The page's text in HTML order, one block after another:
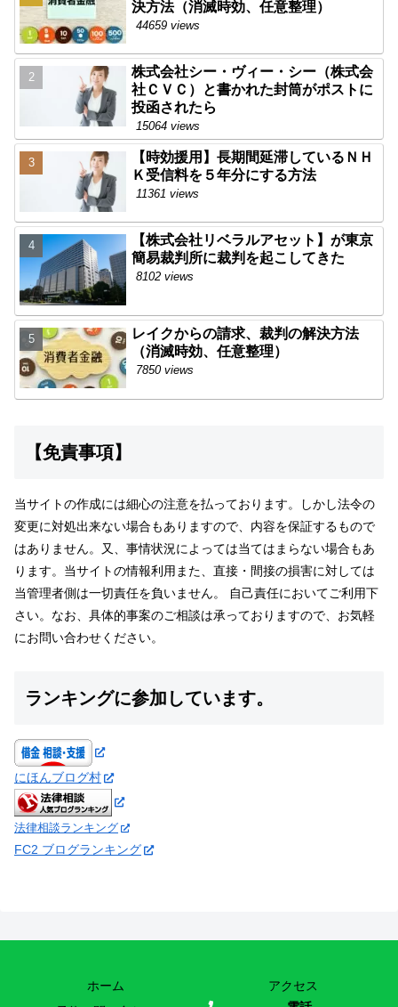
決方法（消滅時効、任意整理）
44659 views
株式会社シー・ヴィー・シー（株式会
社ＣＶＣ）と書かれた封筒がポストに
投函されたら
15064 views
【時効援用】長期間延滞しているＮＨ
Ｋ受信料を５年分にする方法
11361 views
【株式会社リベラルアセット】が東京
簡易裁判所に裁判を起こしてきた
8102 views
レイクからの請求、裁判の解決方法
（消滅時効、任意整理）
7850 views
【免責事項】
当サイトの作成には細心の注意を払っております。しかし法令の
変更に対処出来ない場合もありますので、内容を保証するもので
はありません。又、事情状況によっては当てはまらない場合もあ
ります。当サイトの情報利用また、直接・間接の損害に対しては
当管理者側は一切責任を負いません。 自己責任においてご利用下
さい。なお、具体的事案のご相談は承っておりますので、お気軽
にお問い合わせください。
ランキングに参加しています。
にほんブログ村
法律相談ランキング
FC2 ブログランキング
ホーム
アクセス